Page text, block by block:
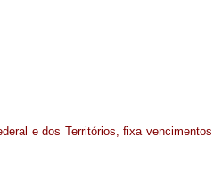
e dos Territórios, fixa vencimentos